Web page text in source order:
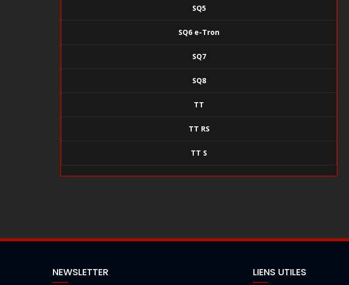
SQ5
SQ6 e-Tron
SQ7
SQ8
TT
TT RS
TT S
NEWSLETTER LIENS UTILES